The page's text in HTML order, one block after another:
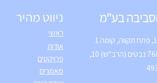
ניווט מהיר
ראשי
אודות
פרויקטים
מאמרים
וסביבה בע"מ
מען לדואר: ת.ד 7688 נבטים (הרב"ש) 10,